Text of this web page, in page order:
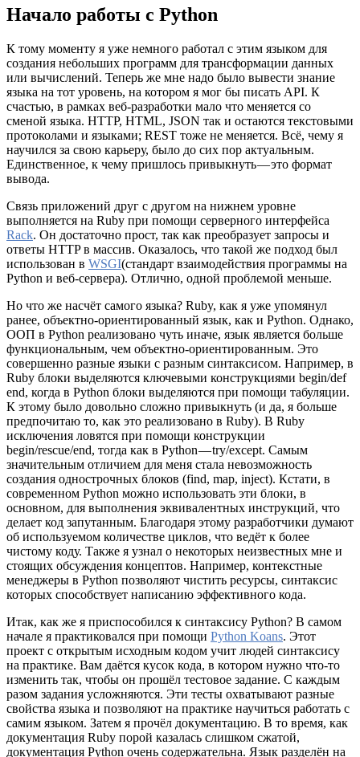
Начало работы с Python
К тому моменту я уже немного работал с этим языком для
создания небольших программ для трансформации данных
или вычислений. Теперь же мне надо было вывести знание
языка на тот уровень, на котором я мог бы писать API. К
счастью, в рамках веб-разработки мало что меняется со
сменой языка. HTTP, HTML, JSON так и остаются текстовыми
протоколами и языками; REST тоже не меняется. Всё, чему я
научился за свою карьеру, было до сих пор актуальным.
Единственное, к чему пришлось привыкнуть — это формат
вывода.
Связь приложений друг с другом на нижнем уровне
выполняется на Ruby при помощи серверного интерфейса
Rack. Он достаточно прост, так как преобразует запросы и
ответы HTTP в массив. Оказалось, что такой же подход был
использован в WSGI(стандарт взаимодействия программы на
Python и веб-сервера). Отлично, одной проблемой меньше.
Но что же насчёт самого языка? Ruby, как я уже упомянул
ранее, объектно-ориентированный язык, как и Python. Однако,
ООП в Python реализовано чуть иначе, язык является больше
функциональным, чем объектно-ориентированным. Это
совершенно разные языки с разным синтаксисом. Например, в
Ruby блоки выделяются ключевыми конструкциями begin/def
end, когда в Python блоки выделяются при помощи табуляции.
К этому было довольно сложно привыкнуть (и да, я больше
предпочитаю то, как это реализовано в Ruby). В Ruby
исключения ловятся при помощи конструкции
begin/rescue/end, тогда как в Python — try/except. Самым
значительным отличием для меня стала невозможность
создания однострочных блоков (find, map, inject). Кстати, в
современном Python можно использовать эти блоки, в
основном, для выполнения эквивалентных инструкций, что
делает код запутанным. Благодаря этому разработчики думают
об используемом количестве циклов, что ведёт к более
чистому коду. Также я узнал о некоторых неизвестных мне и
стоящих обсуждения концептов. Например, контекстные
менеджеры в Python позволяют чистить ресурсы, синтаксис
которых способствует написанию эффективного кода.
Итак, как же я приспособился к синтаксису Python? В самом
начале я практиковался при помощи Python Koans. Этот
проект с открытым исходным кодом учит людей синтаксису
на практике. Вам даётся кусок кода, в котором нужно что-то
изменить так, чтобы он прошёл тестовое задание. С каждым
разом задания усложняются. Эти тесты охватывают разные
свойства языка и позволяют на практике научиться работать с
самим языком. Затем я прочёл документацию. В то время, как
документация Ruby порой казалась слишком сжатой,
документация Python очень содержательна. Язык разделён на